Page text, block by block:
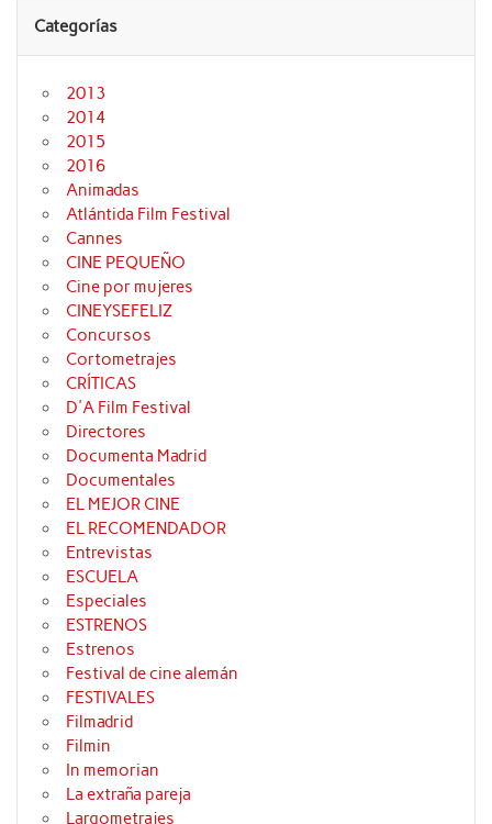
Categorías
2013
2014
2015
2016
Animadas
Atlántida Film Festival
Cannes
CINE PEQUEÑO
Cine por mujeres
CINEYSEFELIZ
Concursos
Cortometrajes
CRÍTICAS
D'A Film Festival
Directores
Documenta Madrid
Documentales
EL MEJOR CINE
EL RECOMENDADOR
Entrevistas
ESCUELA
Especiales
ESTRENOS
Estrenos
Festival de cine alemán
FESTIVALES
Filmadrid
Filmin
In memorian
La extraña pareja
Largometrajes